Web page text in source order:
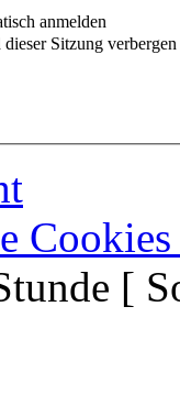
anmelden
Sitzung verbergen
Cookies
[